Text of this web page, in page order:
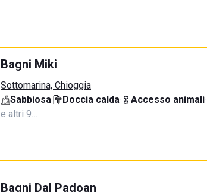
Bagni Miki
Sottomarina, Chioggia
Sabbiosa· Doccia calda· Accesso animali·
e altri 9…
Bagni Dal Padoan